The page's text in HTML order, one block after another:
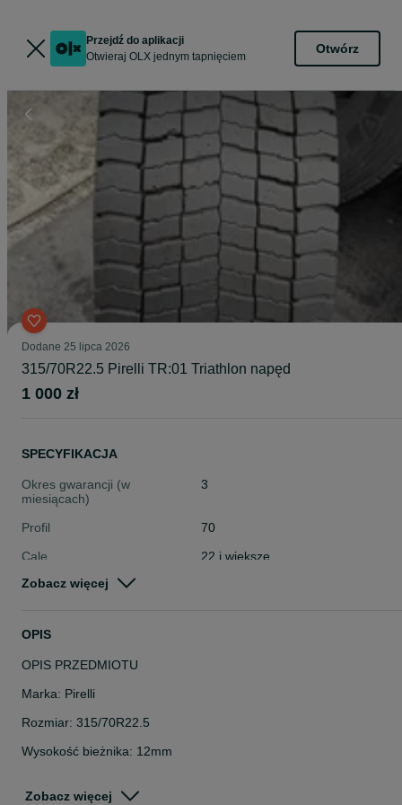
Przejdź do aplikacji
Otwieraj OLX jednym tapnięciem
Otwórz
Dodane 25 lipca 2026
315/70R22.5 Pirelli TR:01 Triathlon napęd
1 000 zł
SPECYFIKACJA
Okres gwarancji (w
miesiącach)
3
Profil
70
Cale
22 i większe
Stan
Pojazd
Szerokość
Zobacz więcej
OPIS
OPIS PRZEDMIOTU
Marka: Pirelli
Rozmiar: 315/70R22.5
Wysokość bieżnika: 12mm
Zobacz więcej